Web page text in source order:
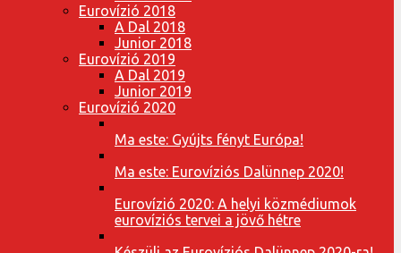
Eurovízió 2018
A Dal 2018
Junior 2018
Eurovízió 2019
A Dal 2019
Junior 2019
Eurovízió 2020
Ma este: Gyújts fényt Európa!
Ma este: Eurovíziós Dalünnep 2020!
Eurovízió 2020: A helyi közmédiumok
eurovíziós tervei a jövő hétre